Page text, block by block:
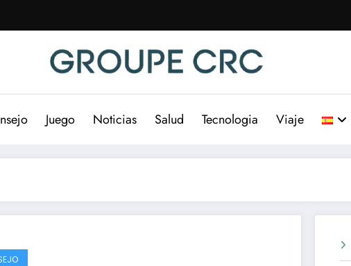
Juego Noticias Salud Tecnologia Viaje